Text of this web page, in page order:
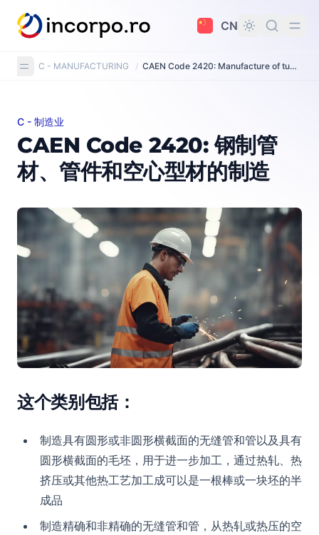
要内容
CN
C - MANUFACTURING / CAEN Code 2420: Manufacture of tubes, pipes, hollow profiles and related fittings, of steel
CAEN Code 2420: 钢制管材、管件和空心型材的制造
C - 制造业
CAEN Code 2420: 钢制管
材、管件和空心型材的制造
这个类别包括：
制造具有圆形或非圆形横截面的无缝管和管以及具有
圆形横截面的毛坯，用于进一步加工，通过热轧、热
挤压或其他热工艺加工成可以是一根棒或一块坯的半
成品
制造精确和非精确的无缝管和管，从热轧或热压的空